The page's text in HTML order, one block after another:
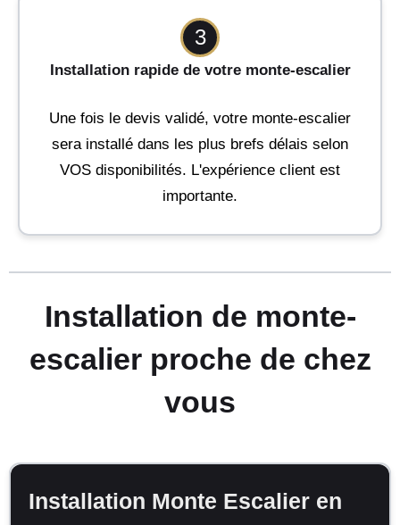
3
Installation rapide de votre monte-escalier
Une fois le devis validé, votre monte-escalier
sera installé dans les plus brefs délais selon
VOS disponibilités. L'expérience client est
importante.
Installation de monte-
escalier proche de chez
vous
Installation Monte Escalier en